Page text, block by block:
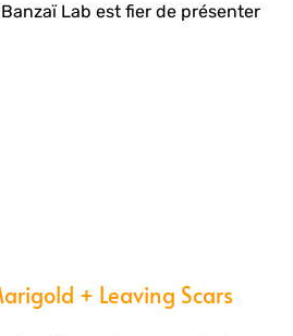
Lab est fier de présenter
+ Leaving Scars